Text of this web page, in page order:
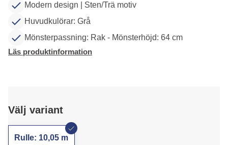
Modern design | Sten/Trä motiv
Huvudkulörar: Grå
Mönsterpassning: Rak - Mönsterhöjd: 64 cm
Läs produktinformation
Välj variant
Rulle: 10,05 m